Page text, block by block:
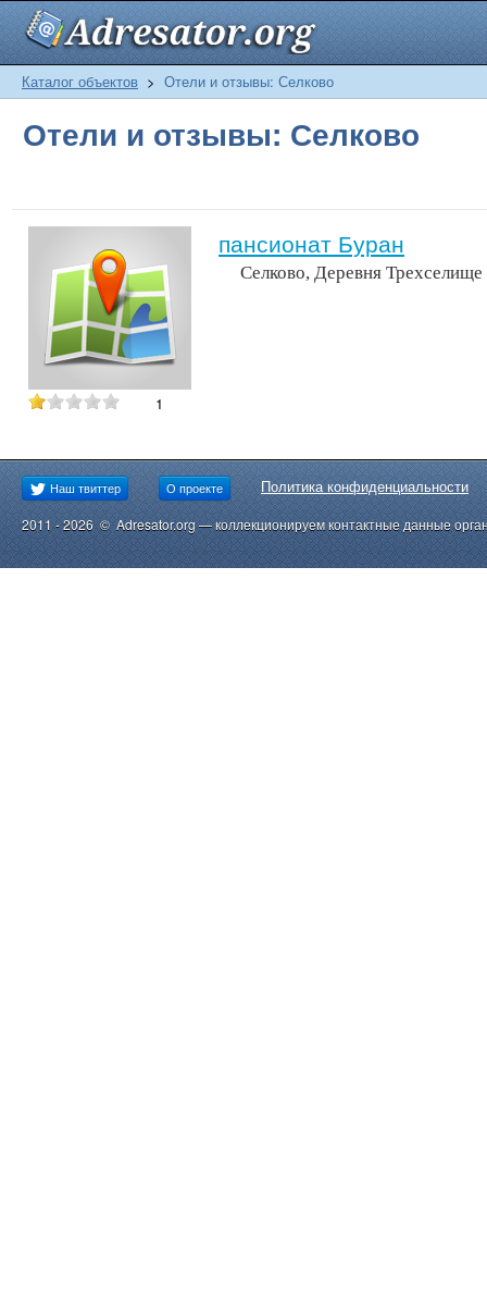
Каталог объектов > Отели и отзывы: Селково
Отели и отзывы: Селково
1
пансионат Буран
Селково, Деревня Трехселище
Наш твиттер О проекте Политика конфиденциальности
2011 - 2026 © Adresator.org — коллекционируем контактные данные